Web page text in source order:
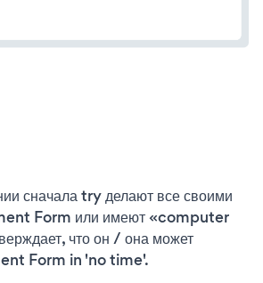
сначала try делают все своими
Form или имеют «computer
что он / она может
Form in 'no time'.